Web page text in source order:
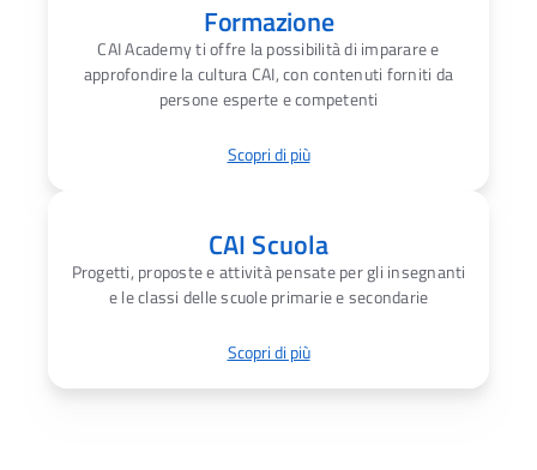
Formazione
CAI Academy ti offre la possibilità di imparare e
approfondire la cultura CAI, con contenuti forniti da
persone esperte e competenti
Scopri di più
CAI Scuola
Progetti, proposte e attività pensate per gli insegnanti
e le classi delle scuole primarie e secondarie
Scopri di più